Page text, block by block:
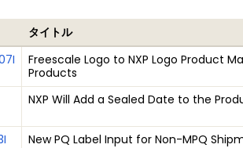
タイトル
Freescale Logo to NXP Logo Product
Products
NXP Will Add a Sealed Date to the
New PQ Label Input for Non-MPQ